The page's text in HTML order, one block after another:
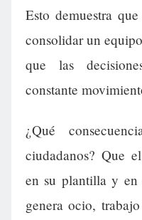
Esto demuestra
consolidar un
que las
constante
¿Qué
ciudadanos? Que
en su plantilla y en
genera ocio,